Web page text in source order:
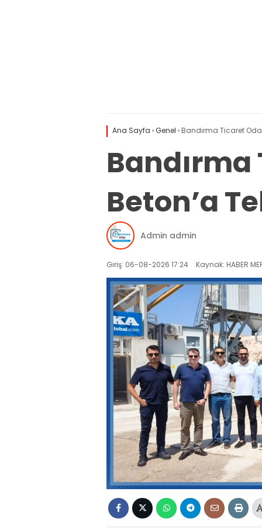
Ana Sayfa ›Genel › Bandırma Ticaret
Bandırma
Beton’a
Admin admin
Giriş: 06-08-2026 17:24 Kaynak: HABER